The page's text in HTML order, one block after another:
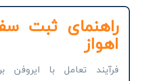
راهنمای ثبت
اهواز
فرآیند تعامل با ایروفن